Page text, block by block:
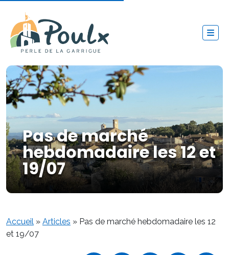
Pas de marché
hebdomadaire les 12 et
19/07
Accueil » Articles » Pas de marché hebdomadaire les 12
et 19/07